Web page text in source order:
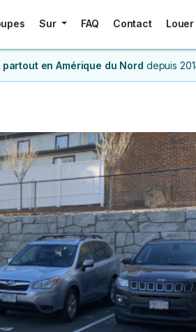
Sur FAQ Contact
partout en Amérique du Nord depuis